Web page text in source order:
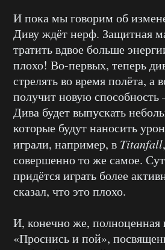
И пока мы говорим об
Диву ждёт нерф. Защитная
тратить вдвое больше
плохо! Во-первых, теперь
стрелять во время полёта, а
получит новую
Дива будет выпускать
которые будут наносить
играли, например, в Titanfall
совершенно то же самое.
придётся играть более
сказал, что это плохо.
И, конечно же, полноценная
«Проснись и пой»,